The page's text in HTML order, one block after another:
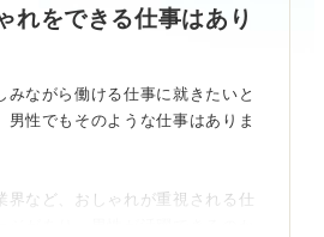
れをできる仕事はあり
みながら働ける仕事に就きたいと
男性でもそのような仕事はありま
界など、おしゃれが重視される仕
ジがあり、男性が活躍できるのか